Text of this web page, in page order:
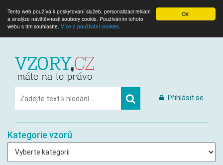
Ok!
Tento web používá k poskytování služeb, personalizaci reklam
a analýze návštěvnosti soubory cookie. Používáním tohoto
webu s tím souhlasíte. Více o používání cookies.
Přihlásit se
Kategorie vzorů